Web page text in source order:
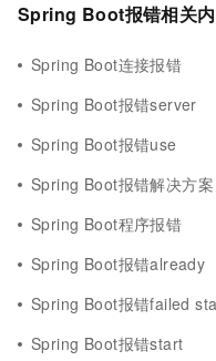
Spring Boot报错相关
Spring Boot连接报错
Spring Boot报错server
Spring Boot报错use
Spring Boot报错解决方案
Spring Boot程序报错
Spring Boot报错already
Spring Boot报错failed
Spring Boot报错start